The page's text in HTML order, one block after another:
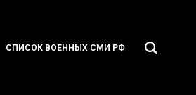
СПИСОК ВОЕННЫХ СМИ РФ